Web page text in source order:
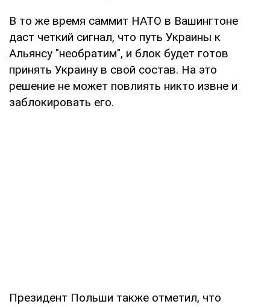
В то же время саммит НАТО в Вашингтоне
даст четкий сигнал, что путь Украины к
Альянсу "необратим", и блок будет готов
принять Украину в свой состав. На это
решение не может повлиять никто извне и
заблокировать его.
Президент Польши также отметил, что